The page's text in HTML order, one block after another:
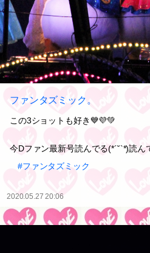
ファンタズミック。
この3ショットも好き💙💜💚
今Dファン最新号読んでる(*´˘`*)読
#ファンタズミック
2020.05.27 20:06